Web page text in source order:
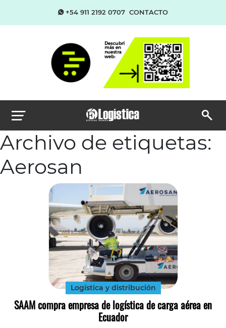
+54 911 2192 0707 CONTACTO
Archivo de etiquetas:
Aerosan
Logística y distribución
SAAM compra empresa de logística de carga aérea en
Ecuador